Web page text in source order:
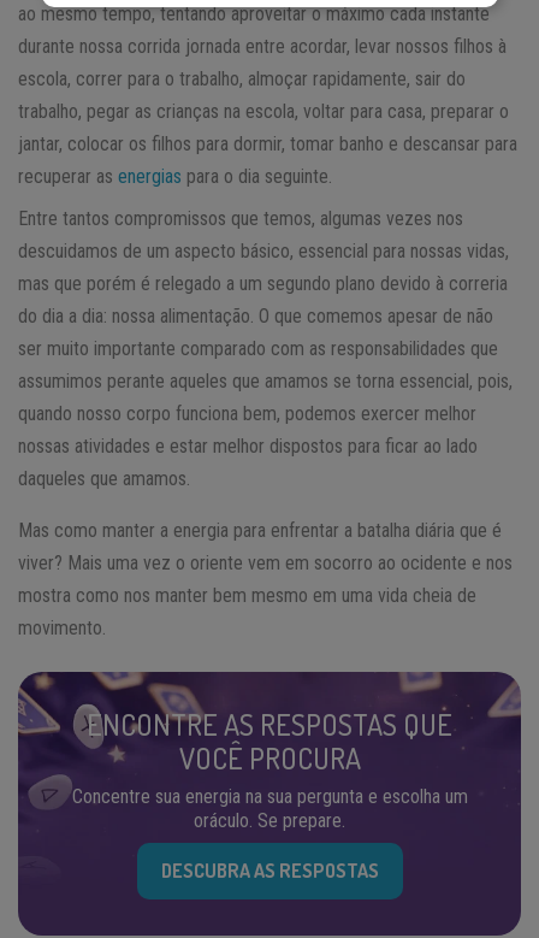
ao mesmo tempo, tentando aproveitar o máximo cada instante
durante nossa corrida jornada entre acordar, levar nossos filhos à
escola, correr para o trabalho, almoçar rapidamente, sair do
trabalho, pegar as crianças na escola, voltar para casa, preparar o
jantar, colocar os filhos para dormir, tomar banho e descansar para
recuperar as energias para o dia seguinte.
Entre tantos compromissos que temos, algumas vezes nos
descuidamos de um aspecto básico, essencial para nossas vidas,
mas que porém é relegado a um segundo plano devido à correria
do dia a dia: nossa alimentação. O que comemos apesar de não
ser muito importante comparado com as responsabilidades que
assumimos perante aqueles que amamos se torna essencial, pois,
quando nosso corpo funciona bem, podemos exercer melhor
nossas atividades e estar melhor dispostos para ficar ao lado
daqueles que amamos.
Mas como manter a energia para enfrentar a batalha diária que é
viver? Mais uma vez o oriente vem em socorro ao ocidente e nos
mostra como nos manter bem mesmo em uma vida cheia de
movimento.
ENCONTRE AS RESPOSTAS QUE
VOCÊ PROCURA
Concentre sua energia na sua pergunta e escolha um
oráculo. Se prepare.
DESCUBRA AS RESPOSTAS